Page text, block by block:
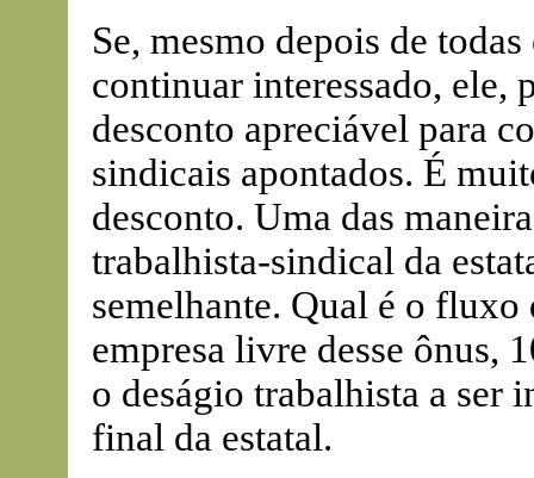
Se, mesmo depois de
continuar interessado, ele,
desconto apreciável para
sindicais apontados. É
desconto. Uma das
trabalhista-sindical da
semelhante. Qual é o
empresa livre desse ônus,
o deságio trabalhista a ser
final da estatal.